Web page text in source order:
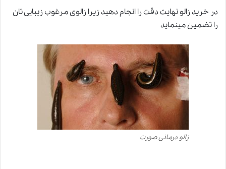
در خرید زالو نهایت دقت را انجام دهید زیرا زالوی مرغوب زیبایی تان
را تضمین مینماید
زالو درمانی صورت